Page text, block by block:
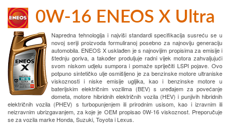
0W-16 ENEOS X Ultra
Napredna tehnologija i najviši standardi specifikacija susreću se u
novoj seriji proizvoda formuliranoj posebno za najnoviju generaciju
automobila. ENEOS X usklađen je s najnovijim propisima za emisije i
štednju goriva, a također produljuje radni vijek motora zahvaljujući
svom niskom udjelu sumpora i pomaže spriječiti LSPI pojave. Ovo
potpuno sintetičko ulje osmišljeno je za benzinske motore ultraniske
viskoznosti i niske emisije ugljika, kao i benzinske motore u
baterijskim električnim vozilima (BEV) s uređajem za povećanje
dometa, motore hibridnih električnih vozila (HEV) i punjivih hibridnih
električnih vozila (PHEV) s turbopunjenjem ili prirodnim usisom, kao i izravnim ili
neizravnim ubrizgavanjem, za koje je OEM propisao 0W-16 viskoznost. Preporučuje
se za vozila marke Honda, Suzuki, Toyota i Lexus.